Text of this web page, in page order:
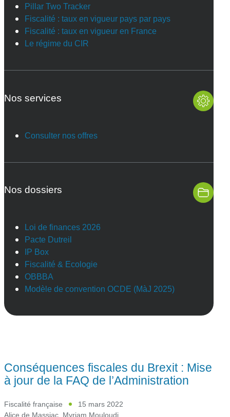
Pillar Two Tracker
Fiscalité : taux en vigueur pays par pays
Fiscalité : taux en vigueur en France
Le régime du CIR
Nos services
Consulter nos offres
Nos dossiers
Loi de finances 2026
Pacte Dutreil
IP Box
Fiscalité & Ecologie
OBBBA
Modèle de convention OCDE (MàJ 2025)
Conséquences fiscales du Brexit : Mise
à jour de la FAQ de l’Administration
Fiscalité française
15 mars 2022
Alice de Massiac Myriam Mouloudj